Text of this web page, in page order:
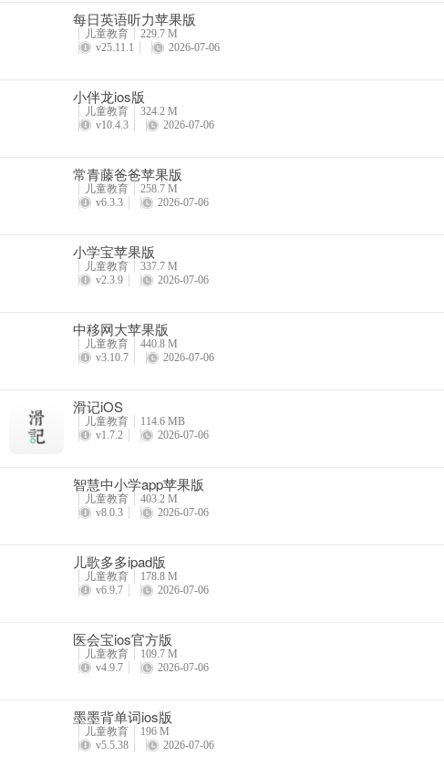
③看到“开始吧”的大字在闪动，同时听到确认的声音，则可以开始你的练琴了。
高效练琴好帮手！
每日英语听力苹果版
儿童教育
229.7 M
v25.11.1
2026-07-06
小伴龙ios版
儿童教育
324.2 M
v10.4.3
2026-07-06
常青藤爸爸苹果版
儿童教育
258.7 M
v6.3.3
2026-07-06
小学宝苹果版
儿童教育
337.7 M
v2.3.9
2026-07-06
中移网大苹果版
儿童教育
440.8 M
v3.10.7
2026-07-06
滑记iOS
儿童教育
114.6 MB
v1.7.2
2026-07-06
智慧中小学app苹果版
儿童教育
403.2 M
v8.0.3
2026-07-06
儿歌多多ipad版
儿童教育
178.8 M
v6.9.7
2026-07-06
医会宝ios官方版
儿童教育
109.7 M
v4.9.7
2026-07-06
墨墨背单词ios版
儿童教育
196 M
v5.5.38
2026-07-06